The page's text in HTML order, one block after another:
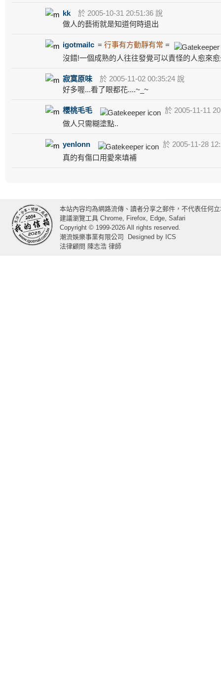
kk
於 2005-10-31 20:51:36 說
做人的藝術就是知道何時退出
igotmailc =行事有方動靜有常 =
沒錯!一個成熟的人往往發覺可以責怪的人愈來
寂寞原味
於 2005-11-02 00:35:24 說
好多喔...看了眼都花....~_~
櫻桃毛毛
於 2005-11-11
做人只需糊塗點..
yenlonn
於 2005-11-28
真的有傷口用愛來填補
本站內容均為網路流傳、讀者分享之郵件，不代表任何
建議瀏覽工具 Chrome, Firefox, Edge, Safari
Copyright © 1999-2026 All rights reserved.
潮流娛樂事業有限公司
Designed by ICS
法律顧問 陳志浩 律師